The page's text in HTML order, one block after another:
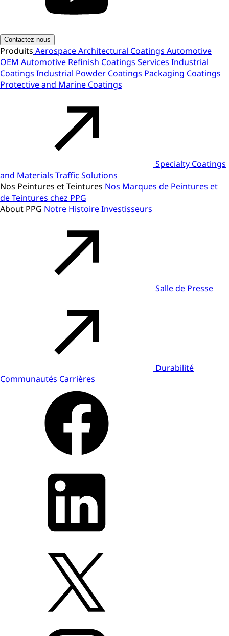
Contactez-nous
Produits AerospaceArchitectural Coatings Automotive
OEM Automotive Refinish Coatings Services Industrial
Coatings Industrial Powder Coatings Packaging Coatings
Protective and Marine Coatings
Specialty Coatings
and Materials Traffic Solutions
Nos Peintures et Teintures Nos Marques de Peintures et
de Teintures chez PPG
About PPG Notre HistoireInvestisseurs
Salle de Presse
Durabilité
Communautés Carrières